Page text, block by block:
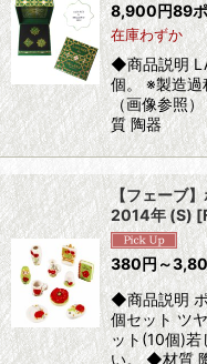
8,900円89
在庫わずか
◆商品説明
個。 ※製造過
（画像参照
質 陶器
【フェーブ
2014年 (S) [
380円～
◆商品説明
個セット ツ
ット(10個)
い。 ◆材質